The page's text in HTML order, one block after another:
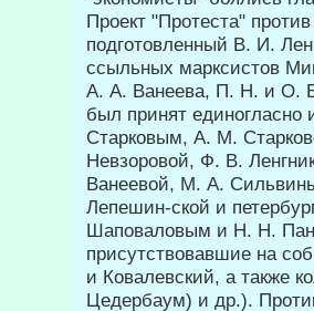
Проект "Протеста"
подготовленный В. И.
ссыльных марксистов
А. А. Ванеева, П. Н. и О.
был принят
Старковым, А. М.
Невзоровой, Ф. В.
Ванеевой, М. А.
Лепешин-ской и
Шаповаловым и Η. Η.
присутствовавшие на
и Ковалевский, а также
Цедербаум) и др.).